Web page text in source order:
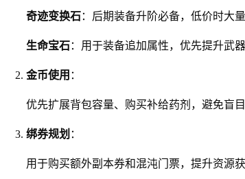
奇迹变换石：后期装备升阶必备，低价时大量
生命宝石：用于装备追加属性，优先提升武器
金币使用 ：
优先扩展背包容量、购买补给药剂，避免盲目
绑券规划 ：
用于购买额外副本券和混沌门票，提升资源获